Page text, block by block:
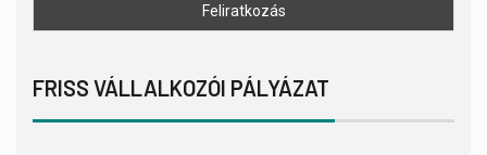
FRISS VÁLLALKOZÓI PÁLYÁZAT